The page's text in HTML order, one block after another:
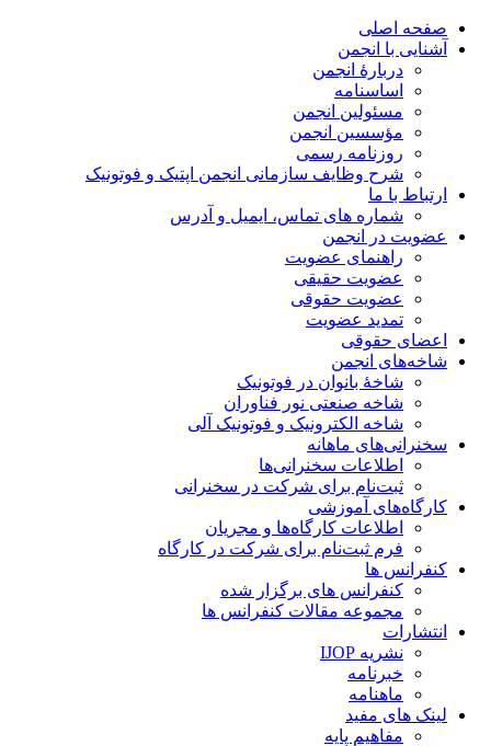
صفحه اصلی
آشنایی با انجمن
دربارۀ انجمن
اساسنامه
مسئولین انجمن
مؤسسین انجمن
روزنامه رسمی
شرح وظایف سازمانی انجمن اپتیک و فوتونیک
ارتباط با ما
شماره های تماس، ایمیل و آدرس
عضویت در انجمن
راهنمای عضویت
عضویت حقیقی
عضویت حقوقی
تمدید عضویت
اعضای حقوقی
شاخه‌های انجمن
شاخۀ بانوان در فوتونیک
شاخه صنعتی نور فناوران
شاخه‌ الکترونیک و فوتونیک آلی
سخنرانی‌های ماهانه
اطلاعات سخنرانی‌‌ها
ثبت‌نام برای شرکت در سخنرانی
کارگاه‌های آموزشی
اطلاعات کارگاه‌ها و مجریان
فرم ثبت‌نام برای شرکت در کارگاه
کنفرانس ها
کنفرانس های برگزار شده
مجموعه مقالات کنفرانس ها
انتشارات
نشریه IJOP
خبرنامه
ماهنامه
لینک های مفید
مفاهیم پایه